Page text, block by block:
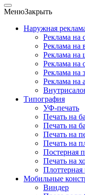
МенюЗакрыть
Наружная
Реклама на
Реклама на
Реклама на
Реклама на
Реклама на
Реклама на
Типография
УФ-печать
Печать на
Печать на
Печать на
Печать на
Постерная
Печать на
Плоттерная
Мобильные
Виндер